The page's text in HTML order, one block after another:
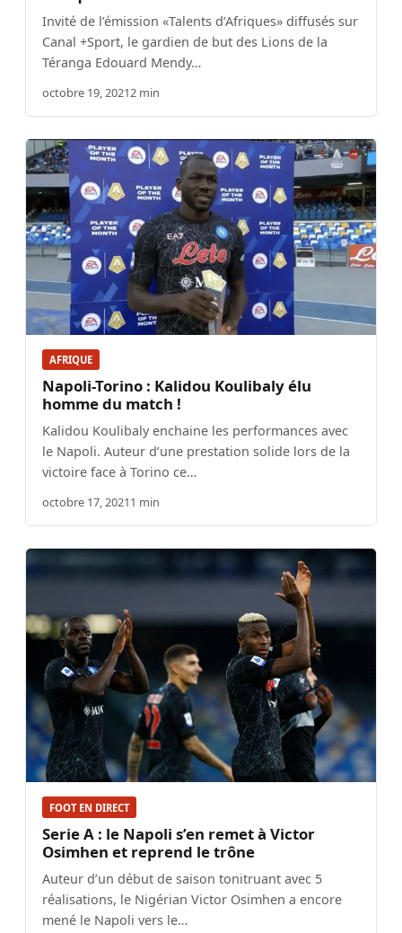
Invité de l’émission «Talents d’Afriques» diffusés sur
Canal +Sport, le gardien de but des Lions de la
Téranga Edouard Mendy…
octobre 19, 20212 min
AFRIQUE
Napoli-Torino : Kalidou Koulibaly élu
homme du match !
Kalidou Koulibaly enchaine les performances avec
le Napoli. Auteur d’une prestation solide lors de la
victoire face à Torino ce…
octobre 17, 20211 min
FOOT EN DIRECT
Serie A : le Napoli s’en remet à Victor
Osimhen et reprend le trône
Auteur d’un début de saison tonitruant avec 5
réalisations, le Nigérian Victor Osimhen a encore
mené le Napoli vers le…